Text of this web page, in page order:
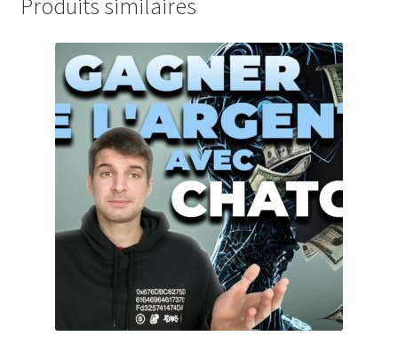
Produits similaires